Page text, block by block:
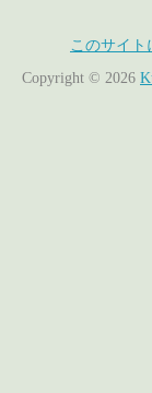
このサイト
Copyright © 2026